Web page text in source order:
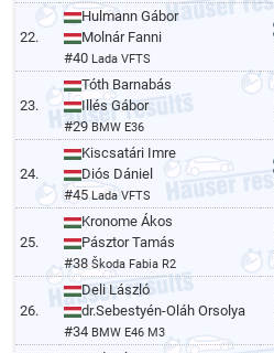
22.
Hulmann Gábor
Molnár Fanni
#40 Lada VFTS
23.
Tóth Barnabás
Illés Gábor
#29 BMW E36
24.
Kiscsatári Imre
Diós Dániel
#45Lada VFTS
25.
Kronome Ákos
Pásztor Tamás
#38Škoda Fabia R2
26.
Deli László
dr.Sebestyén-Oláh Orsolya
#34 BMW E46 M3